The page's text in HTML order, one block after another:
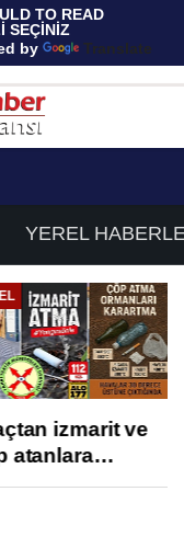
TO READ
SEÇİNİZ
by
Translate
YEREL
izmarit ve
atanlara
Trafiğin